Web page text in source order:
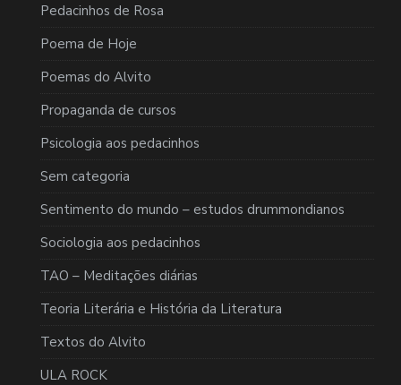
Pedacinhos de Rosa
Poema de Hoje
Poemas do Alvito
Propaganda de cursos
Psicologia aos pedacinhos
Sem categoria
Sentimento do mundo – estudos drummondianos
Sociologia aos pedacinhos
TAO – Meditações diárias
Teoria Literária e História da Literatura
Textos do Alvito
ULA ROCK